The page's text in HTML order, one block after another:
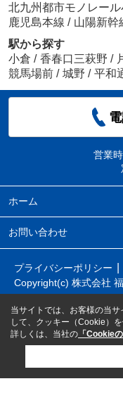
北九州都市モノレール
鹿児島本線 / 山陽新幹
駅から探す
小倉 / 香春口三萩野 /
競馬場前 / 城野 / 平和
営業時
ホーム
お問い合わせ
プライバシーポリシー
Copyright(c) 株式会社
当サイトでは、お客様の当
して、クッキー（Cookie）を
詳しくは、当社の 「Cookie